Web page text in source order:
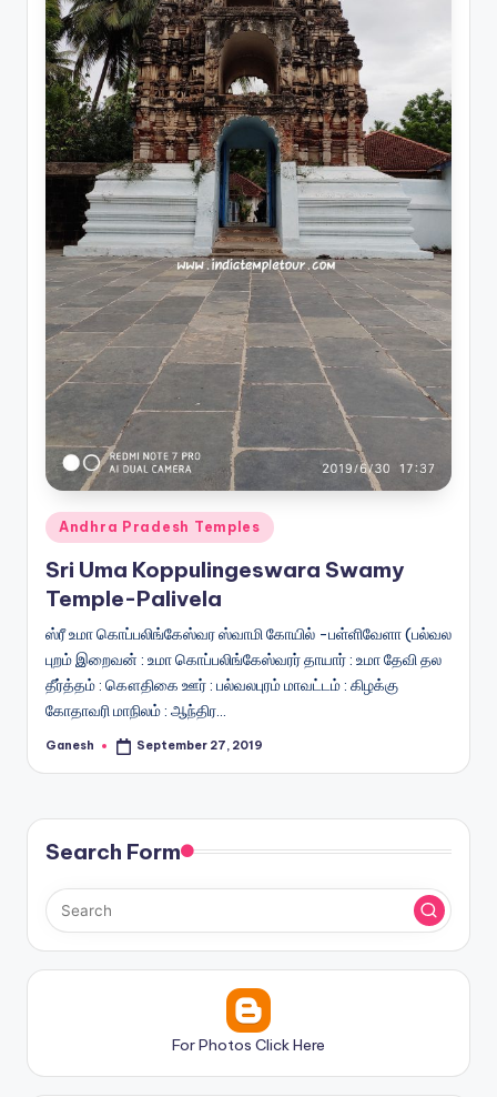
Posted
in
Andhra Pradesh Temples
Sri Uma Koppulingeswara Swamy
Temple-Palivela
ஸ்ரீ உமா கொப்பலிங்கேஸ்வர ஸ்வாமி கோயில் -பள்ளிவேளா (பல்வல
புறம் இறைவன் : உமா கொப்பலிங்கேஸ்வரர் தாயார் : உமா தேவி தல
தீர்த்தம் : கௌதிகை ஊர் : பல்வலபுரம் மாவட்டம் : கிழக்கு
கோதாவரி மாநிலம் : ஆந்திர…
Posted
Ganesh September 27, 2019
Search Form
For Photos Click Here